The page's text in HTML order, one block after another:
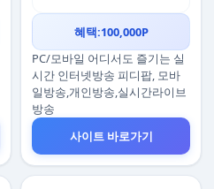
혜택:100,000P
PC/모바일 어디서도 즐기는 실
시간 인터넷방송 피디팝, 모바
일방송,개인방송,실시간라이브
방송
사이트 바로가기